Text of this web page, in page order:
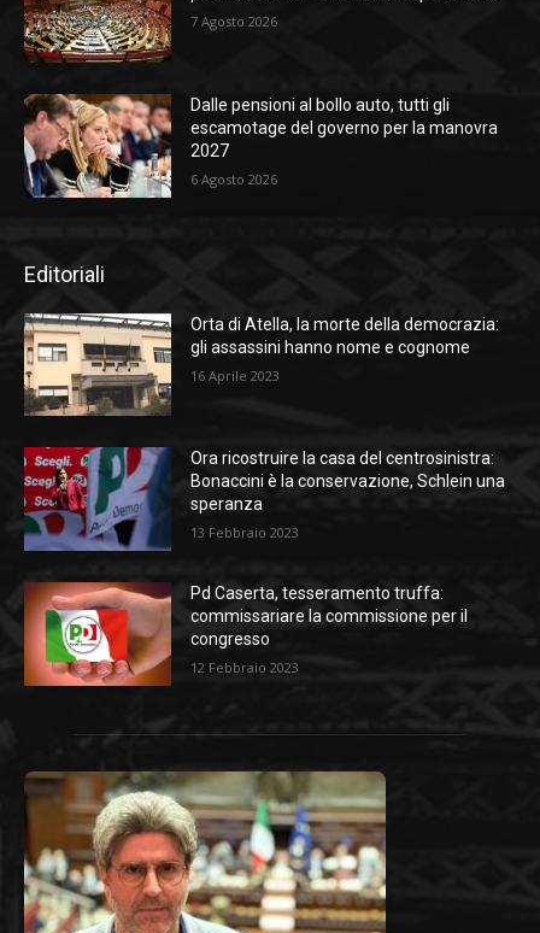
7 Agosto 2026
Dalle pensioni al bollo auto, tutti gli
escamotage del governo per la manovra
2027
6 Agosto 2026
Editoriali
Orta di Atella, la morte della democrazia:
gli assassini hanno nome e cognome
16 Aprile 2023
Ora ricostruire la casa del centrosinistra:
Bonaccini è la conservazione, Schlein una
speranza
13 Febbraio 2023
Pd Caserta, tesseramento truffa:
commissariare la commissione per il
congresso
12 Febbraio 2023